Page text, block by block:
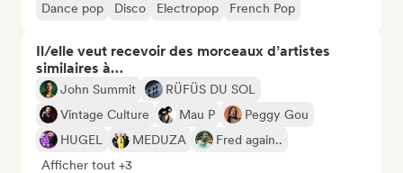
Dance pop Disco Electropop French Pop
Il/elle veut recevoir des morceaux d’artistes
similaires à…
John Summit
RÜFÜS DU SOL
Vintage Culture
Mau P
Peggy Gou
HUGEL
MEDUZA
Fred again..
Afficher tout +3